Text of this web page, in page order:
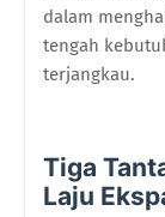
dalam
tengah
terjangkau.
Tiga
Laju